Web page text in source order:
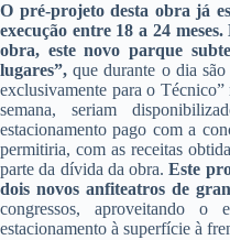
O pré-projeto desta obra já
execução entre 18 a 24
obra, este novo parque
lugares”, que durante o dia
exclusivamente para o
semana, seriam
estacionamento pago com a
permitiria, com as receitas
parte da dívida da obra.Este
dois novos anfiteatros de
congressos, aproveitando o
estacionamento à superfície à